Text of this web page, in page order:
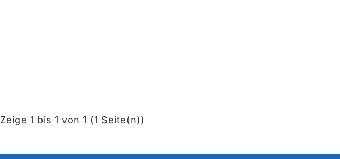
Zeige 1 bis 1 von 1 (1 Seite(n))